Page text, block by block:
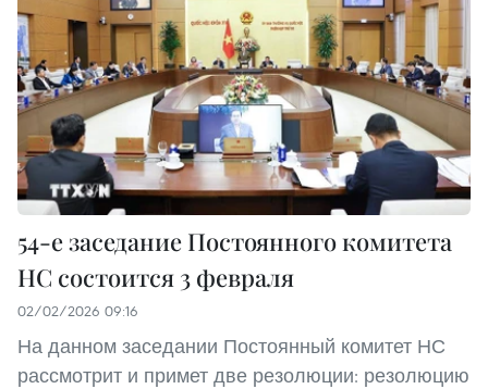
54-е заседание Постоянного комитета
НС состоится 3 февраля
02/02/2026 09:16
На данном заседании Постоянный комитет НС
рассмотрит и примет две резолюции: резолюцию